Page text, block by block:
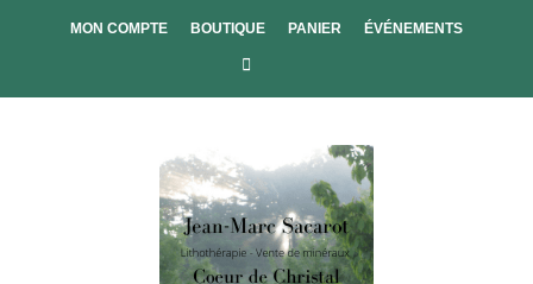
MON COMPTE BOUTIQUE PANIER ÉVÉNEMENTS